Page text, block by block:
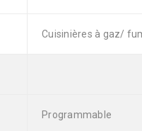
Cuisinières à gaz/
Programmable